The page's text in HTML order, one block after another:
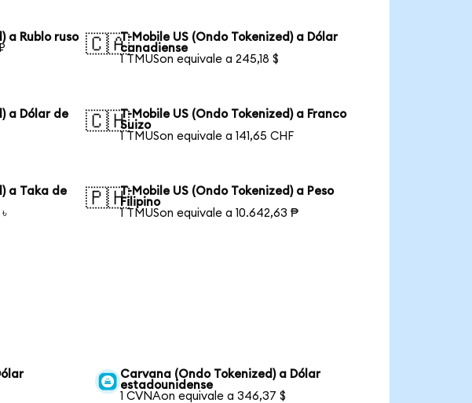
a Rublo ruso 🇨🇦T-Mobile US (Ondo Tokenized) a Dólar
canadiense
1 TMUSon equivale a 245,18 $
a Dólar de
🇨🇭T-Mobile US (Ondo Tokenized) a Franco
Suizo
1 TMUSon equivale a 141,65 CHF
a Taka de
🇵🇭T-Mobile US (Ondo Tokenized) a Peso
Filipino
1 TMUSon equivale a 10.642,63 ₱
Carvana (Ondo Tokenized) a Dólar
estadounidense
1 CVNAon equivale a 346,37 $